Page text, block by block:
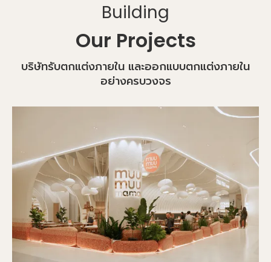
Building
Our Projects
บริษัทรับตกแต่งภายใน และออกแบบตกแต่งภายใน
อย่างครบวงจร​